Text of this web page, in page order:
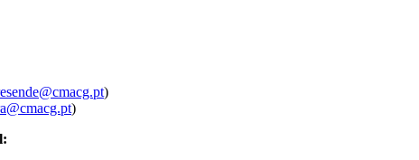
)
)